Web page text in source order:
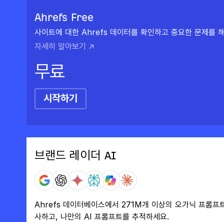
Ahrefs Free
사이트에 대한 Ahrefs 데이터를 확인하고 중요한 문제를
자세히 알아보기 ↗
무료
시작하기
브랜드 레이더 AI
Ahrefs 데이터베이스에서 271M개 이상의 오가닉 프롬프
사하고, 나만의 AI 프롬프트를 추적하세요.